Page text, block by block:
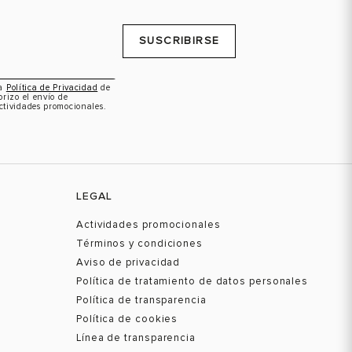
Política de Privacidad de
el envío de
promocionales.
SUSCRIBIRSE
LEGAL
Actividades promocionales
Términos y condiciones
Aviso de privacidad
Política de tratamiento de datos personales
Política de transparencia
Política de cookies
Línea de transparencia